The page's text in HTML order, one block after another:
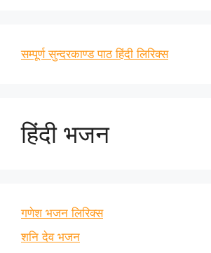
सम्पूर्ण सुन्दरकाण्ड पाठ हिंदी लिरिक्स
हिंदी भजन
गणेश भजन लिरिक्स
शनि देव भजन